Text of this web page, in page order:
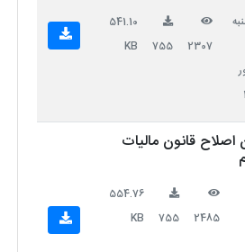
2307
755
541.10
KB
اصلاح قانون مالیات
2485
755
554.76
KB